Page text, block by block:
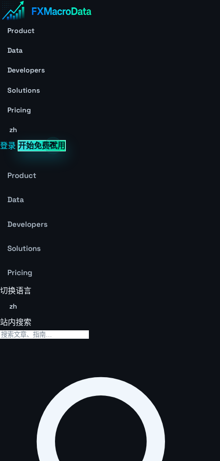
Product
Data
Developers
Solutions
Pricing
zh
登录 开始免费试用
Product
Data
Developers
Solutions
Pricing
切换语言
zh
站内搜索